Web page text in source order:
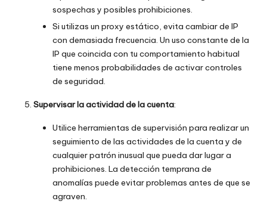
sospechas y posibles prohibiciones.
Si utilizas un proxy estático, evita cambiar de IP
con demasiada frecuencia. Un uso constante de la
IP que coincida con tu comportamiento habitual
tiene menos probabilidades de activar controles
de seguridad.
Supervisar la actividad de la cuenta:
Utilice herramientas de supervisión para realizar un
seguimiento de las actividades de la cuenta y de
cualquier patrón inusual que pueda dar lugar a
prohibiciones. La detección temprana de
anomalías puede evitar problemas antes de que se
agraven.